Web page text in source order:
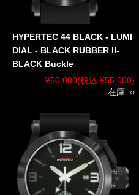
HYPERTEC 44 BLACK - LUMI
DIAL - BLACK RUBBER II-
BLACK Buckle
¥50,000(税込 ¥55,000)
在庫 ○